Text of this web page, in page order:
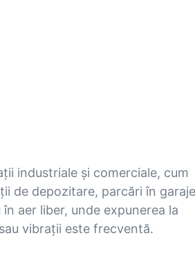
industriale și comerciale, cum
de depozitare, parcări în garaje
aer liber, unde expunerea la
vibrații este frecventă.